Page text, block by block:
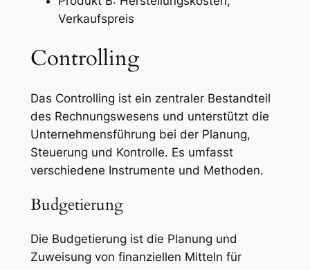
Verkaufspreis
Controlling
Das Controlling ist ein zentraler Bestandteil
des Rechnungswesens und unterstützt die
Unternehmensführung bei der Planung,
Steuerung und Kontrolle. Es umfasst
verschiedene Instrumente und Methoden.
Budgetierung
Die Budgetierung ist die Planung und
Zuweisung von finanziellen Mitteln für